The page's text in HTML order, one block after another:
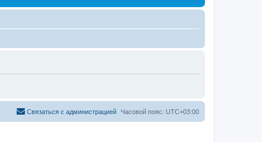
Часовой пояс: UTC+03:00
Связаться с администрацией